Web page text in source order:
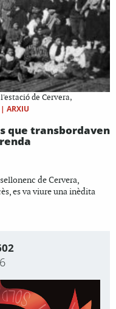
de Cervera,
| ARXIU
que transbordaven
de Cervera,
es va viure una inèdita